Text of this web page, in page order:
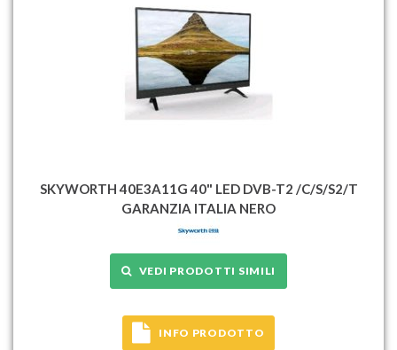
SKYWORTH 40E3A11G 40" LED DVB-T2 /C/S/S2/T
GARANZIA ITALIA NERO
VEDI PRODOTTI SIMILI
INFO PRODOTTO